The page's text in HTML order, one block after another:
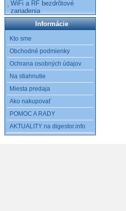
WiFi a RF bezdrôtové
zariadenia
Informácie
Kto sme
Obchodné podmienky
Ochrana osobných údajov
Na stiahnutie
Miesta predaja
Ako nakupovať
POMOC A RADY
AKTUALITY na digestor.info